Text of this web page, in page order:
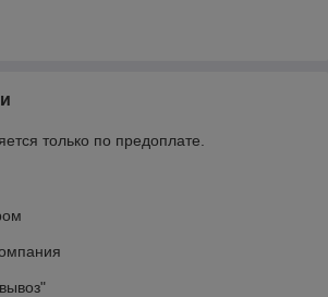
только по предоплате.